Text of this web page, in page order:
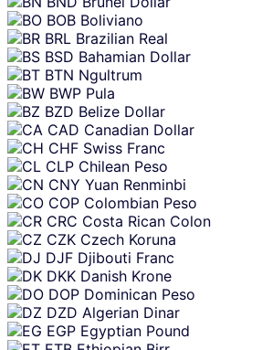
BOB Boliviano
BRL Brazilian Real
BSD Bahamian Dollar
BTN Ngultrum
BWP Pula
BZD Belize Dollar
CAD Canadian Dollar
CHF Swiss Franc
CLP Chilean Peso
CNY Yuan Renminbi
COP Colombian Peso
CRC Costa Rican Colon
CZK Czech Koruna
DJF Djibouti Franc
DKK Danish Krone
DOP Dominican Peso
DZD Algerian Dinar
EGP Egyptian Pound